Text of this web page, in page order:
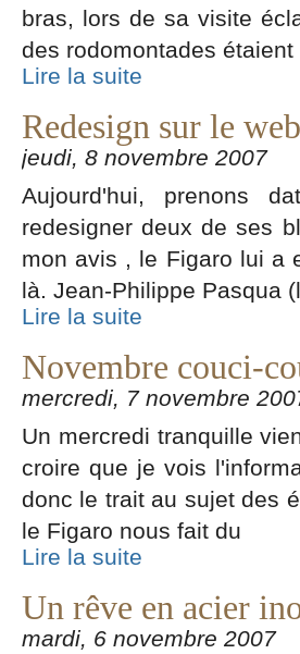
bras, lors de sa visite
des rodomontades étaient
Lire la suite
Redesign sur le web
jeudi, 8 novembre 2007
Aujourd'hui, prenons
redesigner deux de ses
mon avis , le Figaro lui a
là. Jean-Philippe Pasqua
Lire la suite
Novembre couci-
mercredi, 7 novembre
Un mercredi tranquille
croire que je vois
donc le trait au sujet des
le Figaro nous fait du
Lire la suite
Un rêve en acier
mardi, 6 novembre 2007